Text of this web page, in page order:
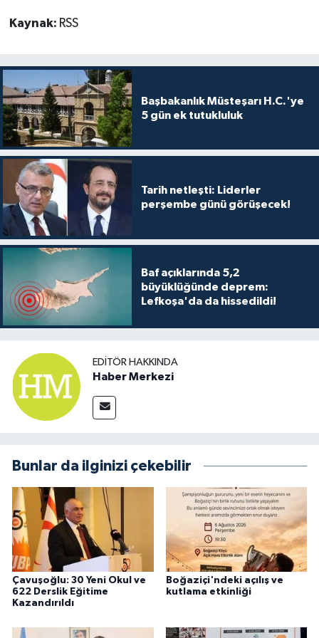
Kaynak: RSS
Başbakanlık Müsteşarı H.C.'ye
5 gün ek tutukluluk
Tarih netleşti: Liderler
perşembe günü görüşecek!
Baf açıklarında 5,2
büyüklüğünde deprem:
Lefkoşa'da da hissedildi!
EDITÖR HAKKINDA
Haber Merkezi
Bunlar da ilginizi çekebilir
Çavuşoğlu: 30 Yeni Okul ve
622 Derslik Eğitime
Kazandırıldı
Boğaziçi'ndeki açılış ve
kutlama etkinliği